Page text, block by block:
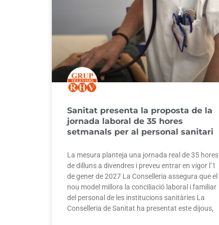
Sanitat presenta la proposta de la
jornada laboral de 35 hores
setmanals per al personal sanitari
La mesura planteja una jornada real de 35 hores
de dilluns a divendres i preveu entrar en vigor l’1
de gener de 2027 La Conselleria assegura que el
nou model millora la conciliació laboral i familiar
del personal de les institucions sanitàries La
Conselleria de Sanitat ha presentat este dijous,